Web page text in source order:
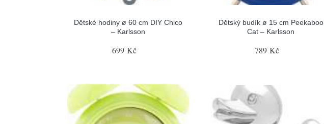
Dětské hodiny ø 60 cm DIY Chico
– Karlsson
699 Kč
Dětský budík ø 15 cm Peekaboo
Cat – Karlsson
789 Kč